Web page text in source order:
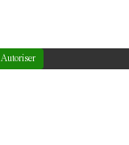
Autoriser